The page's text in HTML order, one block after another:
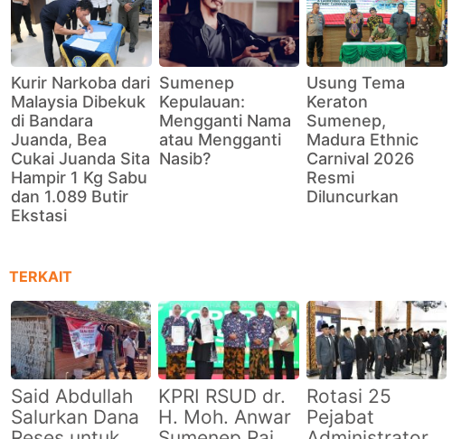
Kurir Narkoba dari
Malaysia Dibekuk
di Bandara
Juanda, Bea
Cukai Juanda Sita
Hampir 1 Kg Sabu
dan 1.089 Butir
Ekstasi
Sumenep
Kepulauan:
Mengganti Nama
atau Mengganti
Nasib?
Usung Tema
Keraton
Sumenep,
Madura Ethnic
Carnival 2026
Resmi
Diluncurkan
TERKAIT
Said Abdullah
Salurkan Dana
KPRI RSUD dr.
H. Moh. Anwar
Rotasi 25
Pejabat